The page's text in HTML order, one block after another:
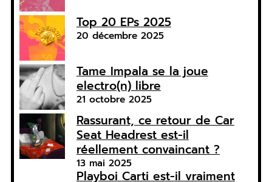
Top 20 EPs 2025
20 décembre 2025
Tame Impala se la joue
electro(n) libre
21 octobre 2025
Rassurant, ce retour de Car
Seat Headrest est-il
réellement convaincant ?
13 mai 2025
Playboi Carti est-il vraiment